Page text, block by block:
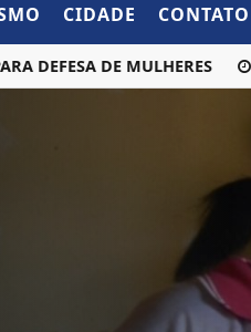
CIDADE CONTATO
DE MULHERES